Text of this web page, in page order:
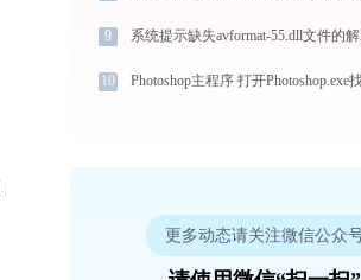
9 系统提示缺失avformat-55.dll文件的
10
更多动态请关注微信公众